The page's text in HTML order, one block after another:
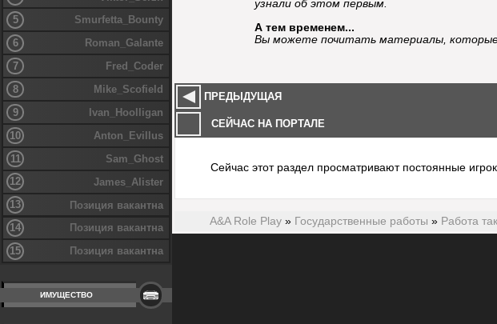
узнали об этом первым.
А тем временем...
Вы можете почитать материалы, которые
ПРЕДЫДУЩАЯ
СЕЙЧАС НА ПОРТАЛЕ
Сейчас этот раздел просматривают постоянные
A&A Role Play » Государственные работы » Работа
5
Smurfetta_Bounty
6
Roman_Galante
7
Fred_Coder
8
Mike_Scofield
9
Ivan_Hoolligan
10
Anton_Evillus
11
Sam_Ghost
12
James_Alister
13
Позиция вакантна
14
Позиция вакантна
15
Позиция вакантна
ИМУЩЕСТВО